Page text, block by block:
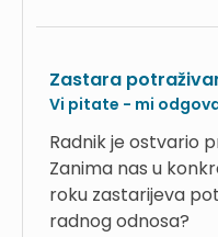
Zastara
Vi pitate - mi
Radnik je ostvario
Zanima nas u
roku zastarijeva
radnog odnosa?